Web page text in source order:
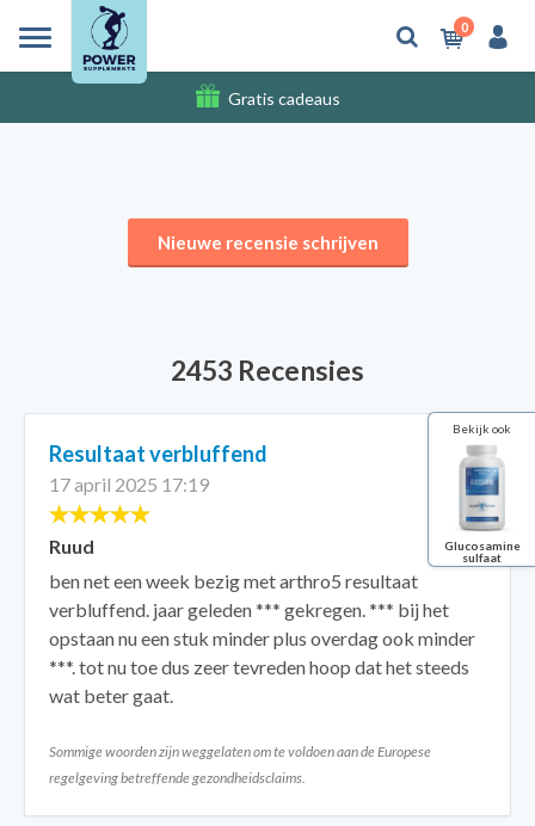
0
Gratis cadeaus
Nieuwe recensie schrijven
2453 Recensies
Resultaat verbluffend
17 april 2025 17:19
Ruud
ben net een week bezig met arthro5 resultaat
verbluffend. jaar geleden *** gekregen. *** bij het
opstaan nu een stuk minder plus overdag ook minder
***. tot nu toe dus zeer tevreden hoop dat het steeds
wat beter gaat.
Sommige woorden zijn weggelaten om te voldoen aan de Europese
regelgeving betreffende gezondheidsclaims.
Bekijk ook
Glucosamine
sulfaat